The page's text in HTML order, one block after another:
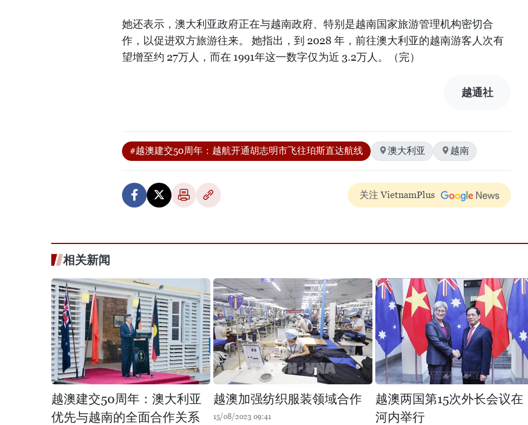
她还表示，澳大利亚政府正在与越南政府、特别是越南国家旅游管理机构密切合
作，以促进双方旅游往来。 她指出，到 2028 年，前往澳大利亚的越南游客人次有
望增至约 27万人，而在 1991年这一数字仅为近 3.2万人。（完）
越通社
#越澳建交50周年：越航开通胡志明市飞往珀斯直达航线 澳大利亚 越南
关注 VietnamPlus
相关新闻
越澳建交50周年：澳大利亚
优先与越南的全面合作关系
越澳加强纺织服装领域合作
15/08/2023 09:41
越澳两国第15次外长会议在
河内举行